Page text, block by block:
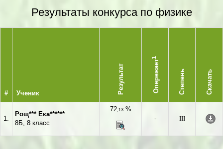
Результаты конкурса по физике
# Ученик Результат Опережает
1
Степень Скачать
1.
Рощ*** Ека******
8Б, 8 класс
72,13%
-
III